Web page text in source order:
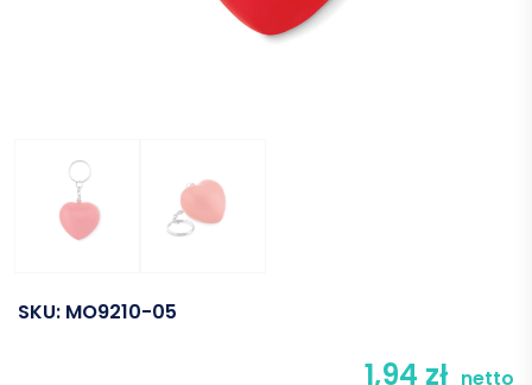
SKU: MO9210-05
1,94 zł netto